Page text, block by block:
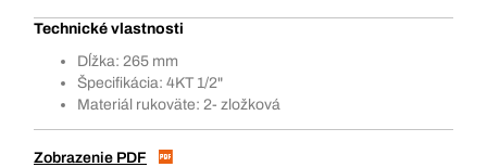
Technické vlastnosti
Dĺžka: 265 mm
Špecifikácia: 4KT 1/2"
Materiál rukoväte: 2- zložková
Zobrazenie PDF